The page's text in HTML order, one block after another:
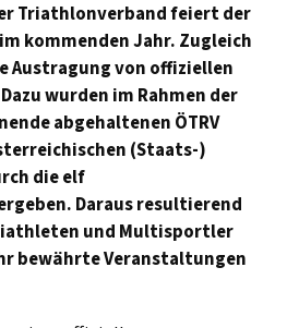
Triathlonverband feiert der
kommenden Jahr. Zugleich
Austragung von offiziellen
wurden im Rahmen der
abgehaltenen ÖTRV
(Staats-)
die elf
Daraus resultierend
und Multisportler
bewährte Veranstaltungen